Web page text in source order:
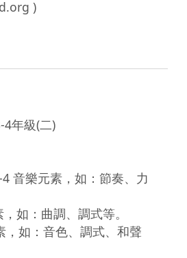
4年級(二)
音樂元素，如：節奏、力
如：曲調、調式等。
如：音色、調式、和聲